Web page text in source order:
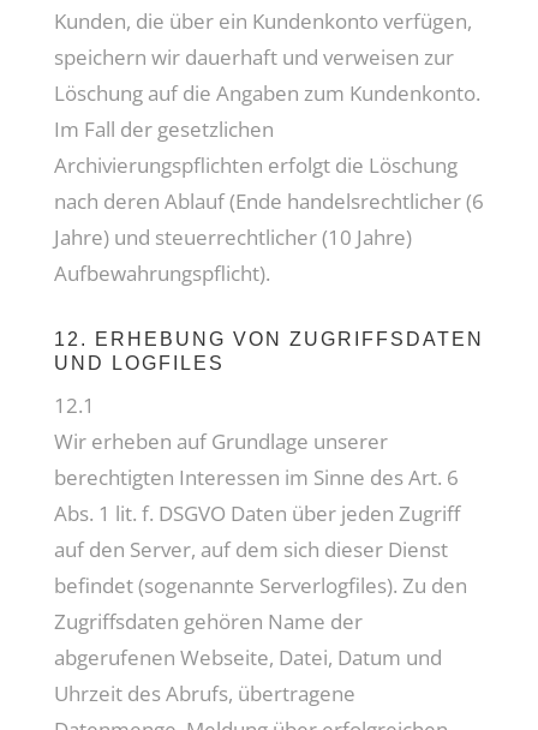
Kunden, die über ein Kundenkonto verfügen,
speichern wir dauerhaft und verweisen zur
Löschung auf die Angaben zum Kundenkonto.
Im Fall der gesetzlichen
Archivierungspflichten erfolgt die Löschung
nach deren Ablauf (Ende handelsrechtlicher (6
Jahre) und steuerrechtlicher (10 Jahre)
Aufbewahrungspflicht).
12. ERHEBUNG VON ZUGRIFFSDATEN
UND LOGFILES
12.1
Wir erheben auf Grundlage unserer
berechtigten Interessen im Sinne des Art. 6
Abs. 1 lit. f. DSGVO Daten über jeden Zugriff
auf den Server, auf dem sich dieser Dienst
befindet (sogenannte Serverlogfiles). Zu den
Zugriffsdaten gehören Name der
abgerufenen Webseite, Datei, Datum und
Uhrzeit des Abrufs, übertragene